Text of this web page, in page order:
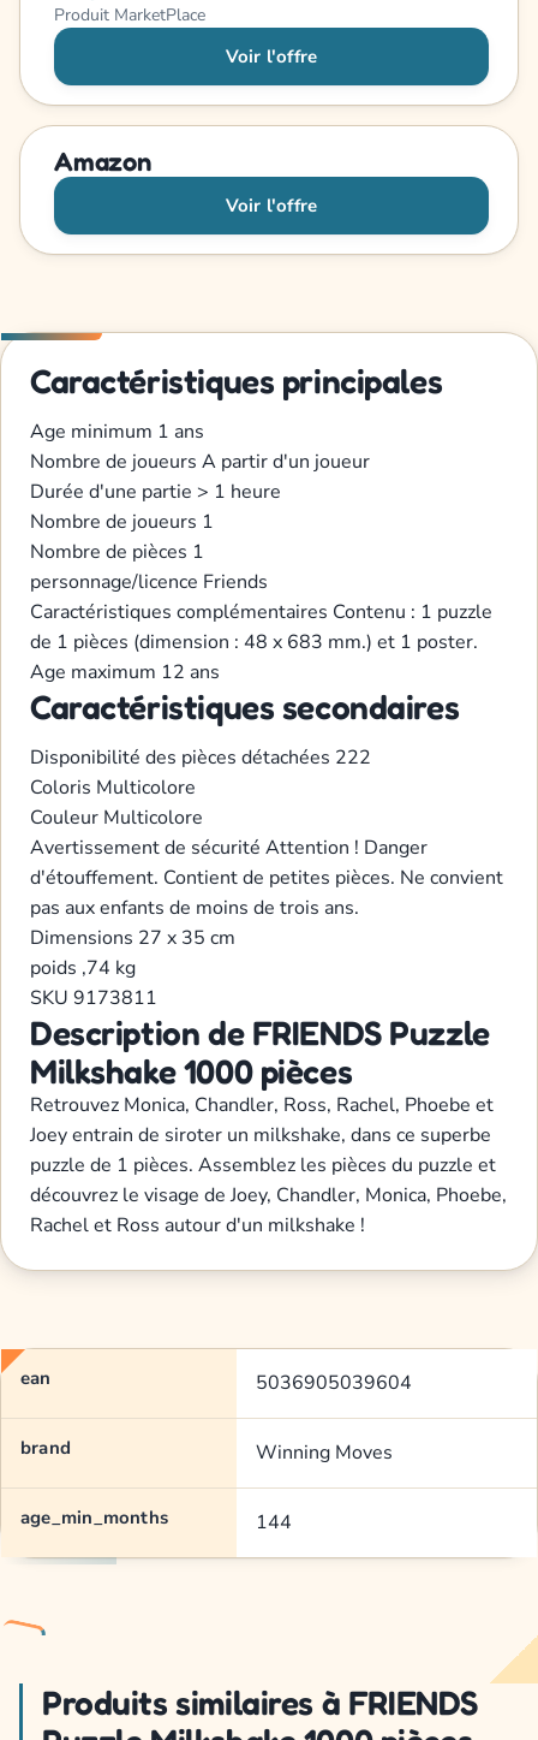
Produit MarketPlace
Voir l'offre
Amazon
Voir l'offre
Caractéristiques principales
Age minimum 1 ans
Nombre de joueurs A partir d'un joueur
Durée d'une partie > 1 heure
Nombre de joueurs 1
Nombre de pièces 1
personnage/licence Friends
Caractéristiques complémentaires Contenu : 1 puzzle
de 1 pièces (dimension : 48 x 683 mm.) et 1 poster.
Age maximum 12 ans
Caractéristiques secondaires
Disponibilité des pièces détachées 222
Coloris Multicolore
Couleur Multicolore
Avertissement de sécurité Attention ! Danger
d'étouffement. Contient de petites pièces. Ne convient
pas aux enfants de moins de trois ans.
Dimensions 27 x 35 cm
poids ,74 kg
SKU 9173811
Description de FRIENDS Puzzle
Milkshake 1000 pièces
Retrouvez Monica, Chandler, Ross, Rachel, Phoebe et
Joey entrain de siroter un milkshake, dans ce superbe
puzzle de 1 pièces. Assemblez les pièces du puzzle et
découvrez le visage de Joey, Chandler, Monica, Phoebe,
Rachel et Ross autour d'un milkshake !
ean 5036905039604
brand Winning Moves
age_min_months 144
Produits similaires à FRIENDS